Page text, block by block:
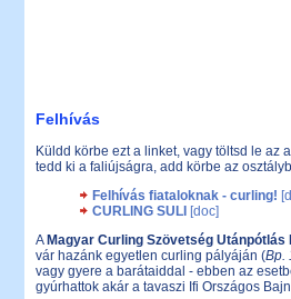
Felhívás
Küldd körbe ezt a linket, vagy töltsd le az
tedd ki a faliújságra, add körbe az
Felhívás fiataloknak - curling!
CURLING SULI [doc]
A Magyar Curling Szövetség Utánpótlás
vár hazánk egyetlen curling pályáján (Bp.
vagy gyere a barátaiddal - ebben az
gyúrhattok akár a tavaszi Ifi Országos